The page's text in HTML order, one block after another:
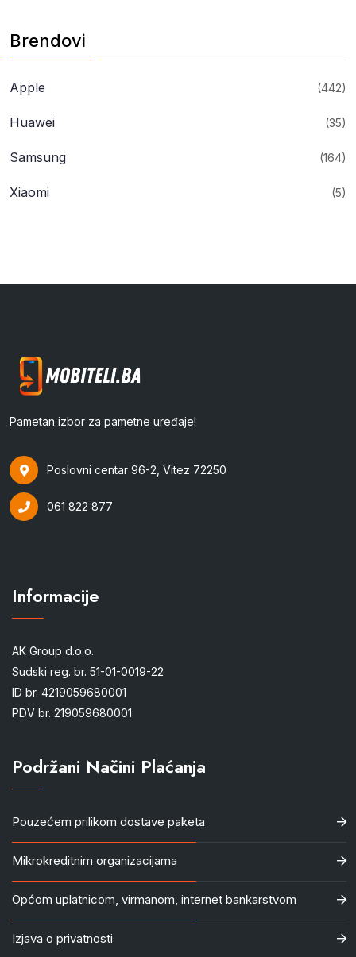
Brendovi
Apple (442)
Huawei (35)
Samsung (164)
Xiaomi (5)
Pametan izbor za pametne uređaje!
Poslovni centar 96-2, Vitez 72250
061 822 877
Informacije
AK Group d.o.o.
Sudski reg. br. 51-01-0019-22
ID br. 4219059680001
PDV br. 219059680001
Podržani Načini Plaćanja
Pouzećem prilikom dostave paketa
Mikrokreditnim organizacijama
Općom uplatnicom, virmanom, internet bankarstvom
Izjava o privatnosti